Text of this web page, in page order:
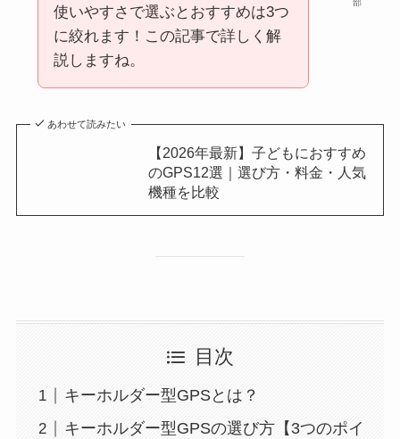
部
使いやすさで選ぶとおすすめは3つ
に絞れます！この記事で詳しく解
説しますね。
あわせて読みたい
【2026年最新】子どもにおすすめ
のGPS12選｜選び方・料金・人気
機種を比較
目次
キーホルダー型GPSとは？
キーホルダー型GPSの選び方【3つのポイ